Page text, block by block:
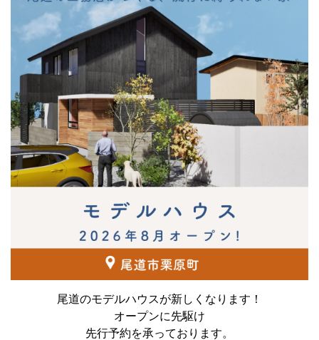
尾道のモデルハウスが新しくなります！
オープンに先駆け
先行予約を承っております。